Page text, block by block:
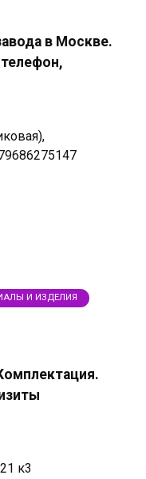
в Москве.
И ИЗДЕЛИЯ
к3